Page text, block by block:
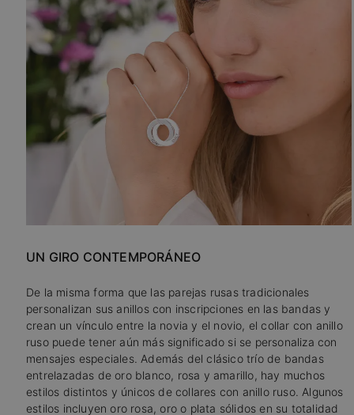
UN GIRO CONTEMPORÁNEO
De la misma forma que las parejas rusas tradicionales
personalizan sus anillos con inscripciones en las bandas y
crean un vínculo entre la novia y el novio, el collar con anillo
ruso puede tener aún más significado si se personaliza con
mensajes especiales. Además del clásico trío de bandas
entrelazadas de oro blanco, rosa y amarillo, hay muchos
estilos distintos y únicos de collares con anillo ruso. Algunos
estilos incluyen oro rosa, oro o plata sólidos en su totalidad